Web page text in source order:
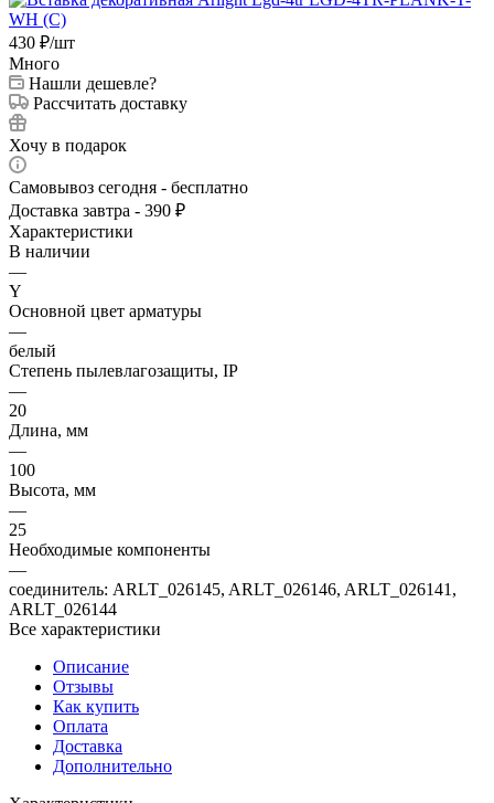
430 ₽/шт
Много
Нашли дешевле?
Рассчитать доставку
Хочу в подарок
Самовывоз сегодня - бесплатно
Доставка завтра - 390 ₽
Характеристики
В наличии
—
Y
Основной цвет арматуры
—
белый
Степень пылевлагозащиты, IP
—
20
Длина, мм
—
100
Высота, мм
—
25
Необходимые компоненты
—
соединитель: ARLT_026145, ARLT_026146, ARLT_026141,
ARLT_026144
Все характеристики
Описание
Отзывы
Как купить
Оплата
Доставка
Дополнительно